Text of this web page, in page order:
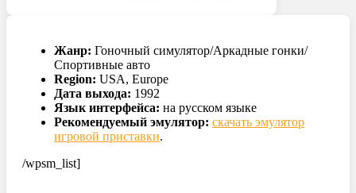
Жанр: Гоночный симулятор/Аркадные гонки/
Спортивные авто
Region: USA, Europe
Дата выхода: 1992
Язык интерфейса: на русском языке
Рекомендуемый эмулятор: скачать эмулятор
игровой приставки.
/wpsm_list]